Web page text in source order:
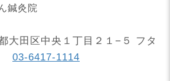
鍼灸院
大田区中央１丁目２１−５ フタ
03-6417-1114